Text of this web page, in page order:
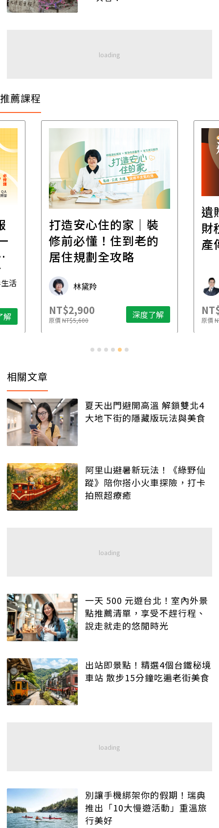
推薦課程
活
解
打造安心住的家｜裝
修前必懂！住到老的
居住規劃全攻略
林黛羚
NT$2,900
原價NT$5,600 深度了解
遺
財
產
原價
相關文章
夏天出門避開高溫 解鎖雙北4
大地下街的隱藏版玩法與美食
阿里山避暑新玩法！《綠野仙
蹤》陪你搭小火車探險，打卡
拍照超療癒
一天 500 元遊台北！室內外景
點推薦清單，享受不趕行程、
說走就走的悠閒時光
出站即景點！精選4個台鐵秘境
車站 散步15分鐘吃遍老街美食
別讓手機綁架你的假期！瑞典
推出「10大慢遊活動」重溫旅
行美好